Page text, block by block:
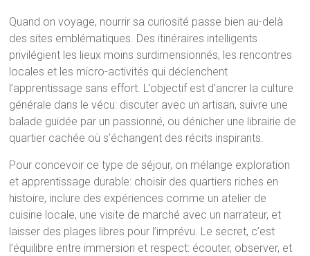
Quand on voyage, nourrir sa curiosité passe bien au-delà
des sites emblématiques. Des itinéraires intelligents
privilégient les lieux moins surdimensionnés, les rencontres
locales et les micro-activités qui déclenchent
l’apprentissage sans effort. L’objectif est d’ancrer la culture
générale dans le vécu: discuter avec un artisan, suivre une
balade guidée par un passionné, ou dénicher une librairie de
quartier cachée où s’échangent des récits inspirants.
Pour concevoir ce type de séjour, on mélange exploration
et apprentissage durable: choisir des quartiers riches en
histoire, inclure des expériences comme un atelier de
cuisine locale, une visite de marché avec un narrateur, et
laisser des plages libres pour l’imprévu. Le secret, c’est
l’équilibre entre immersion et respect: écouter, observer, et